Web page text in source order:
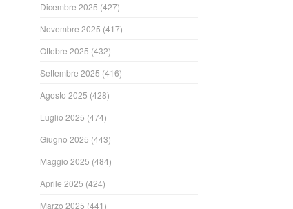
Dicembre 2025 (427)
Novembre 2025 (417)
Ottobre 2025 (432)
Settembre 2025 (416)
Agosto 2025 (428)
Luglio 2025 (474)
Giugno 2025 (443)
Maggio 2025 (484)
Aprile 2025 (424)
Marzo 2025 (441)